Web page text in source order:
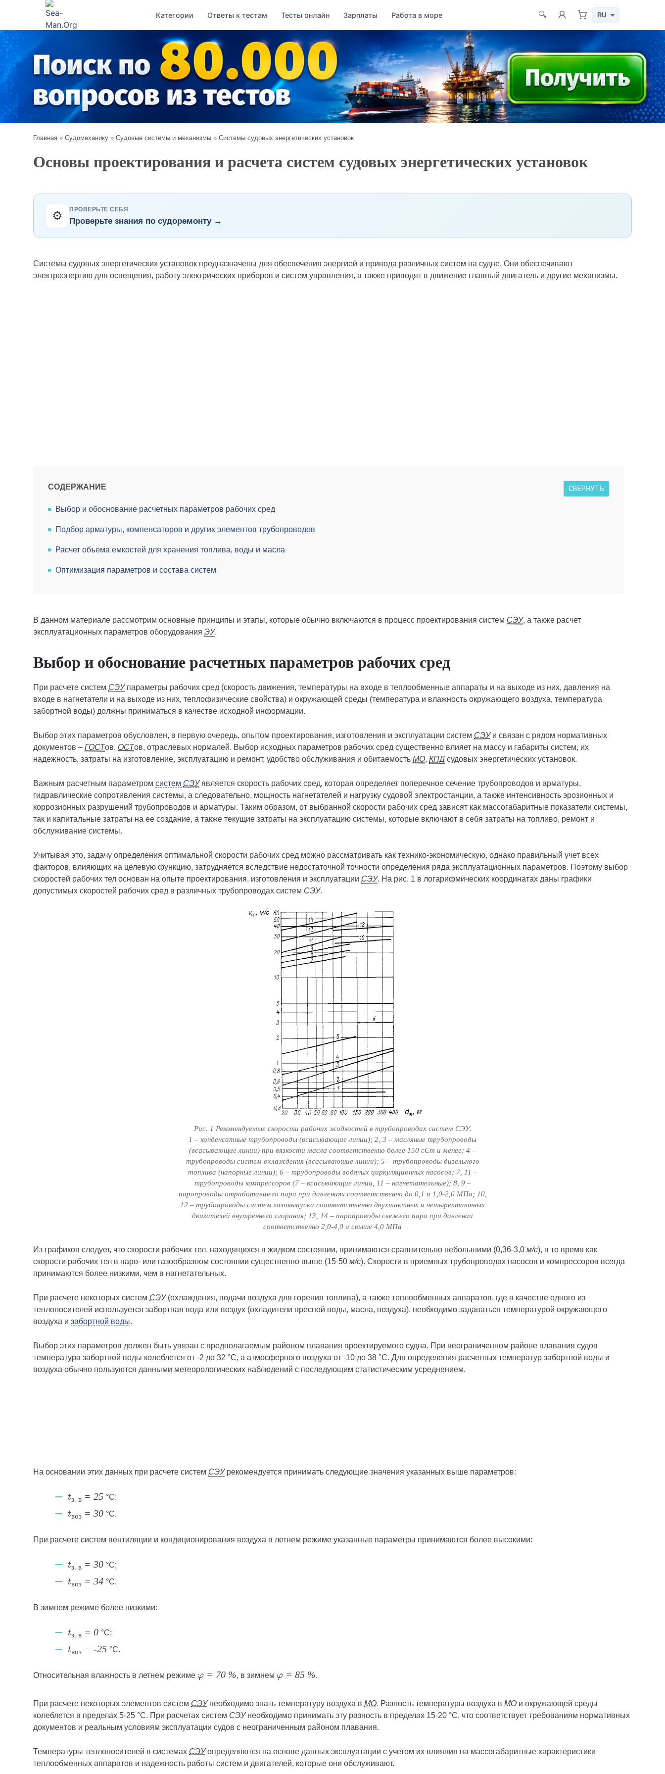
Категории Ответы к тестам Тесты онлайн Зарплаты Работа в море 🔍
Главная »Судомеханику »Судовые системы и механизмы »Системы судовых энергетических установок
Основы проектирования и расчета систем судовых энергетических установок
⚙️ ПРОВЕРЬТЕ СЕБЯ
Проверьте знания по судоремонту →
Системы судовых энергетических установок предназначены для обеспечения энергией и привода различных систем на судне. Они обеспечивают
электроэнергию для освещения, работу электрических приборов и систем управления, а также приводят в движение главный двигатель и другие механизмы.
СОДЕРЖАНИЕ СВЕРНУТЬ
Выбор и обоснование расчетных параметров рабочих сред
Подбор арматуры, компенсаторов и других элементов трубопроводов
Расчет объема емкостей для хранения топлива, воды и масла
Оптимизация параметров и состава систем
В данном материале рассмотрим основные принципы и этапы, которые обычно включаются в процесс проектирования систем СЭУ, а также расчет
эксплуатационных параметров оборудованияЭУ.
Выбор и обоснование расчетных параметров рабочих сред
При расчете систем СЭУпараметры рабочих сред (скорость движения, температуры на входе в теплообменные аппараты и на выходе из них, давления на
входе в нагнетатели и на выходе из них, теплофизические свойства) и окружающей среды (температура и влажность окружающего воздуха, температура
забортной воды) должны приниматься в качестве исходной информации.
Выбор этих параметров обусловлен, в первую очередь, опытом проектирования, изготовления и эксплуатации систем СЭУи связан с рядом нормативных
документов –ГОСТов, ОСТов, отраслевых нормалей. Выбор исходных параметров рабочих сред существенно влияет на массу и габариты систем, их
надежность, затраты на изготовление, эксплуатацию и ремонт, удобство обслуживания и обитаемостьМО,КПД судовых энергетических установок.
Важным расчетным параметромсистем СЭУявляется скорость рабочих сред, которая определяет поперечное сечение трубопроводов и арматуры,
гидравлические сопротивления системы, а следовательно, мощность нагнетателей и нагрузку судовой электростанции, а также интенсивность эрозионных и
коррозионных разрушений трубопроводов и арматуры. Таким образом, от выбранной скорости рабочих сред зависят как массогабаритные показатели системы,
так и капитальные затраты на ее создание, а также текущие затраты на эксплуатацию системы, которые включают в себя затраты на топливо, ремонт и
обслуживание системы.
Учитывая это, задачу определения оптимальной скорости рабочих сред можно рассматривать как технико-экономическую, однако правильный учет всех
факторов, влияющих на целевую функцию, затрудняется вследствие недостаточной точности определения ряда эксплуатационных параметров. Поэтому выбор
скоростей рабочих тел основан на опыте проектирования, изготовления и эксплуатации СЭУ. На рис. 1 в логарифмических координатах даны графики
допустимых скоростей рабочих сред в различных трубопроводах систем СЭУ.
Рис. 1 Рекомендуемые скорости рабочих жидкостей в трубопроводах систем СЭУ.
1 – конденсатные трубопроводы (всасывающие линии); 2, 3 – масляные трубопроводы
(всасывающие линии) при вязкости масла соответственно более 150 сСт и менее; 4 –
трубопроводы систем охлаждения (всасывающие линии); 5 – трубопроводы дизельного
топлива (напорные линии); 6 – трубопроводы водяных циркуляционных насосов; 7, 11 –
трубопроводы компрессоров (7 – всасывающие линии, 11 – нагнетательные); 8, 9 –
паропроводы отработавшего пара при давлениях соответственно до 0,1 и 1,0-2,0 МПа; 10,
12 – трубопроводы систем газовыпуска соответственно двухтактных и четырехтактных
двигателей внутреннего сгорания; 13, 14 – паропроводы свежего пара при давлении
соответственно 2,0-4,0 и свыше 4,0 МПа
Из графиков следует, что скорости рабочих тел, находящихся в жидком состоянии, принимаются сравнительно небольшими (0,36-3,0м/с), в то время как
скорости рабочих тел в паро- или газообразном состоянии существенно выше (15-50м/с). Скорости в приемных трубопроводах насосов и компрессоров всегда
принимаются более низкими, чем в нагнетательных.
При расчете некоторых систем СЭУ(охлаждения, подачи воздуха для горения топлива), а также теплообменных аппаратов, где в качестве одного из
теплоносителей используется забортная вода или воздух (охладители пресной воды, масла, воздуха), необходимо задаваться температурой окружающего
воздуха изабортной воды.
Выбор этих параметров должен быть увязан с предполагаемым районом плавания проектируемого судна. При неограниченном районе плавания судов
температура забортной воды колеблется от -2 до 32 °С, а атмосферного воздуха от -10 до 38 °С. Для определения расчетных температур забортной воды и
воздуха обычно пользуются данными метеорологических наблюдений с последующим статистическим усреднением.
На основании этих данных при расчете систем СЭУрекомендуется принимать следующие значения указанных выше параметров:
t
з. в
= 25 °С;
t
воз
= 30 °С.
При расчете систем вентиляции и кондиционирования воздуха в летнем режиме указанные параметры принимаются более высокими:
t
з. в
= 30 °С;
t
воз
= 34 °С.
В зимнем режиме более низкими:
t
з. в
= 0 °С;
t
воз
= -25 °С.
Относительная влажность в летнем режиме φ = 70 % , в зимнем φ = 85 % .
При расчете некоторых элементов систем СЭУнеобходимо знать температуру воздуха вМО. Разность температуры воздуха вМО и окружающей среды
колеблется в пределах 5-25 °С. При расчетах систем СЭУнеобходимо принимать эту разность в пределах 15-20 °С, что соответствует требованиям нормативных
документов и реальным условиям эксплуатации судов с неограниченным районом плавания.
Температуры теплоносителей в системах СЭУопределяются на основе данных эксплуатации с учетом их влияния на массогабаритные характеристики
теплообменных аппаратов и надежность работы систем и двигателей, которые они обслуживают.